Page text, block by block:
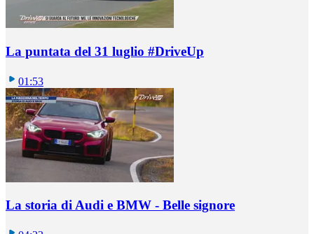
La puntata del 31 luglio #DriveUp
01:53
La storia di Audi e BMW - Belle signore